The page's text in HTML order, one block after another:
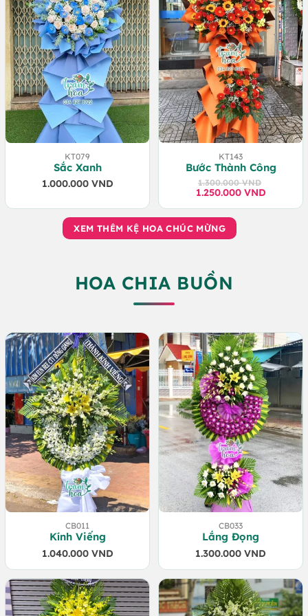
KT079
Sắc Xanh
1.000.000 VND
KT143
Bước Thành Công
1.300.000VND
Giá
là:
1.300.000 VND.
1.250.000 VND
Giá
tại
là:
1.250.000 VND.
XEM THÊM KỆ HOA CHÚC MỪNG
HOA CHIA BUỒN
CB011
Kính Viếng
1.040.000 VND
CB033
Lắng Đọng
1.300.000 VND